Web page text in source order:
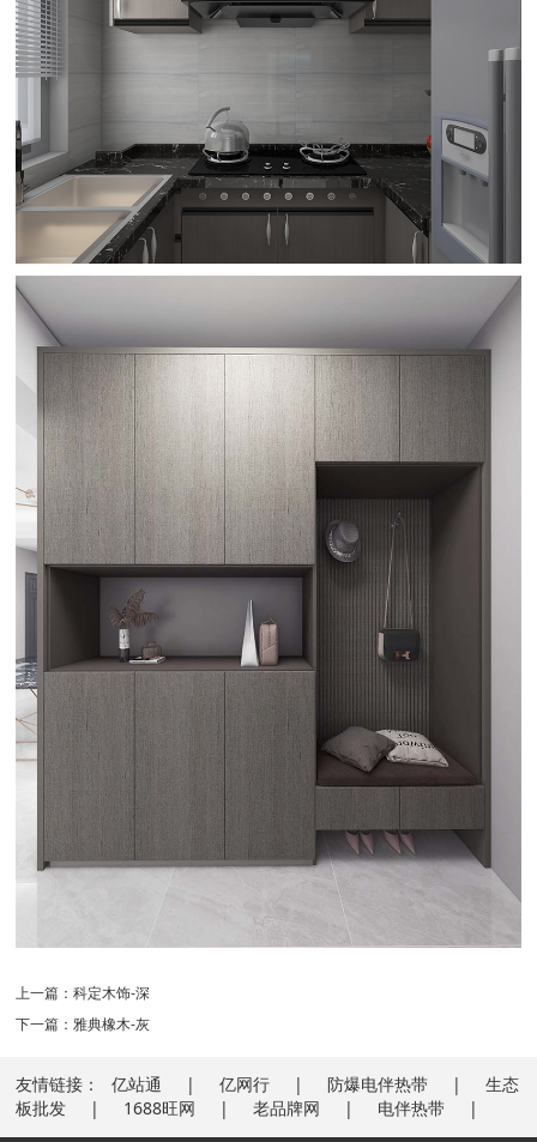
上一篇：科定木饰-深
下一篇：雅典橡木-灰
友情链接： 亿站通 亿网行 防爆电伴热带
生态
板批发
1688旺网 老品牌网 电伴热带